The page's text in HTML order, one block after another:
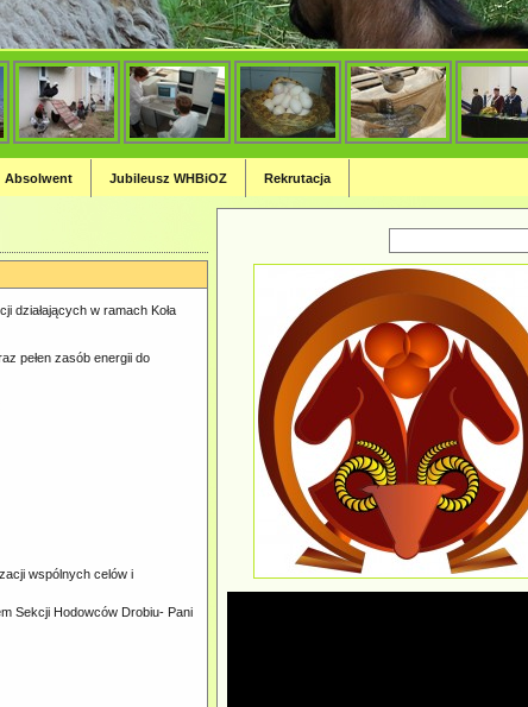
Absolwent Jubileusz WHBiOZ Rekrutacja
działających w ramach Koła
pełen zasób energii do
wspólnych celów i
Sekcji Hodowców Drobiu- Pani